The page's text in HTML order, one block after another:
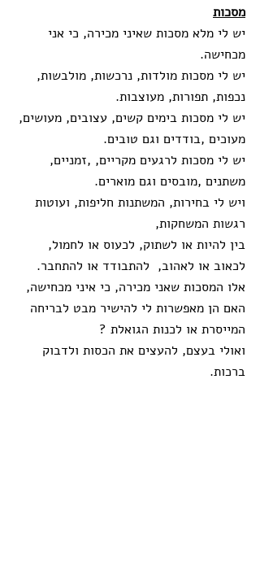
מסכות
יש לי מלא מסכות שאיני מכירה, כי אני
מכחישה.
יש לי מסכות מולדות, נרכשות, מולבשות,
נכפות, תפורות, מעוצבות.
יש לי מסכות בימים קשים, עצובים, מעושים,
מעוכים ,בודדים וגם טובים.
יש לי מסכות לרגעים מקריים, ,זמניים,
משתנים ,מובסים וגם מוארים.
ויש לי בחירות, המשתנות חליפות, ועוטות
רגשות המשחקות,
בין להיות או לשתוק, לכעוס או לחמול,
לכאוב או לאהוב,  להתבודד או להתחבר.
אלו המסכות שאני מכירה, כי איני מכחישה,
האם הן מאפשרות לי להישיר מבט לבריחה
המייסרת או לכנות הגואלת ?
ואולי בעצם, להעצים את הכסות ולדבוק
ברכות.